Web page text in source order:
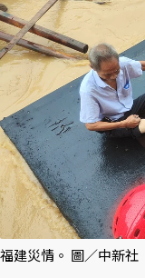
福建災情。 圖／中新社